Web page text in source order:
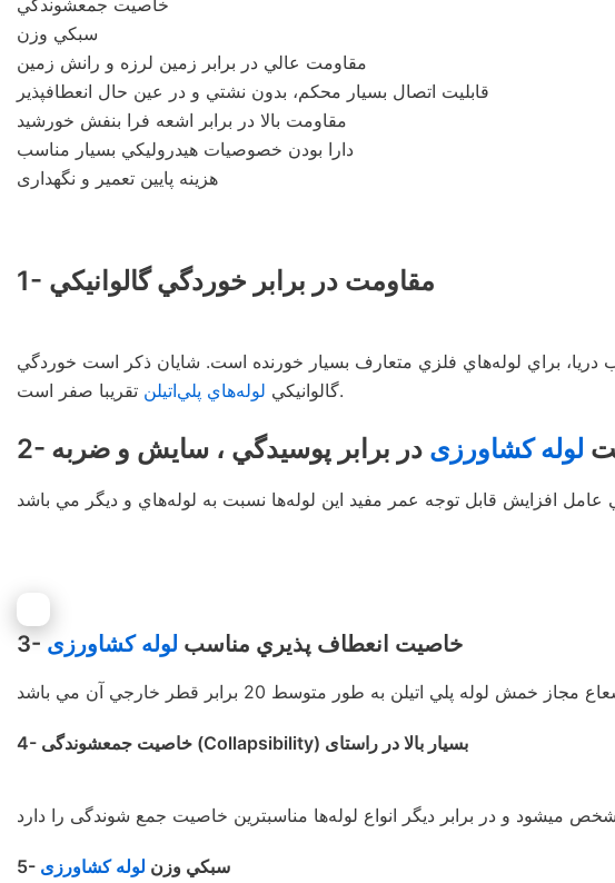
سبكي وزن
مقاومت عالي در برابر زمين لرزه و رانش زمين
قابليت اتصال بسيار محكم، بدون نشتي و در عين حال انعطافپذير
مقاومت بالا در برابر اشعه فرا بنفش خورشيد
دارا بودن خصوصيات هيدروليكي بسيار مناسب
هزینه پایین تعمیر و نگهداری
1- مقاومت در برابر خوردگي گالوانيكي
دريا، براي لوله‌هاي فلزي متعارف بسيار خورنده است. شايان ذكر است خوردگي
گالوانيكي لوله‌هاي پلي‌اتيلن تقريبا صفر است.
لوله کشاورزی در برابر پوسيدگي ، سايش و ضربه
3- خاصيت انعطاف پذيري مناسب لوله کشاورزی
4- خاصيت جمعشوندگی (Collapsibility) بسيار بالا در راستای
5- سبكي وزن لوله کشاورزی